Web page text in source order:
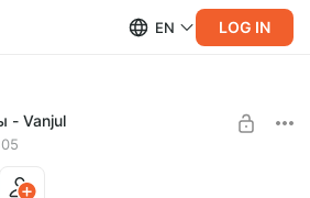
EN LOG IN
- Vanjul